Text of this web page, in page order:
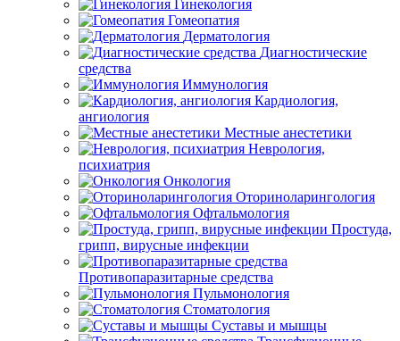
Гинекология
Гомеопатия
Дерматология
Диагностические
средства
Иммунология
Кардиология,
ангиология
Местные анестетики
Неврология,
психиатрия
Онкология
Оториноларингология
Офтальмология
Простуда,
грипп, вирусные инфекции
Противопаразитарные средства
Пульмонология
Стоматология
Суставы и мышцы